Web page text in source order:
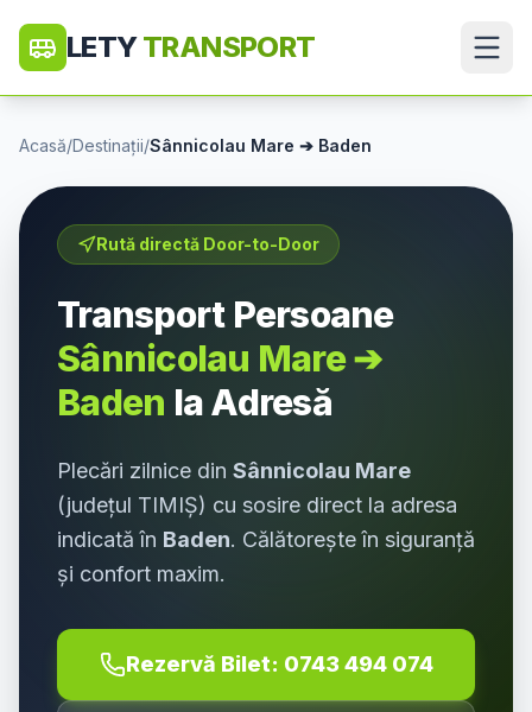
LETYTRANSPORT
Acasă/Destinații/Sânnicolau Mare ➔ Baden
Rută directă Door-to-Door
Transport Persoane
Sânnicolau Mare➔
Baden la Adresă
Plecări zilnice din Sânnicolau Mare
(județul TIMIȘ) cu sosire direct la adresa
indicată în Baden. Călătorește în siguranță
și confort maxim.
Rezervă Bilet: 0743 494 074